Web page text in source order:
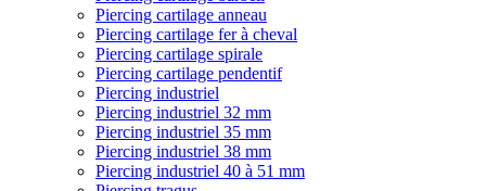
Piercing cartilage anneau
Piercing cartilage fer à cheval
Piercing cartilage spirale
Piercing cartilage pendentif
Piercing industriel
Piercing industriel 32 mm
Piercing industriel 35 mm
Piercing industriel 38 mm
Piercing industriel 40 à 51 mm